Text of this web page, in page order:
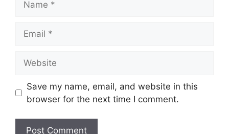
Save my name, email, and website in this
browser for the next time I comment.